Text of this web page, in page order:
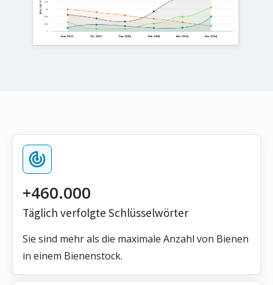
+460.000
Täglich verfolgte Schlüsselwörter
Sie sind mehr als die maximale Anzahl von Bienen
in einem Bienenstock.